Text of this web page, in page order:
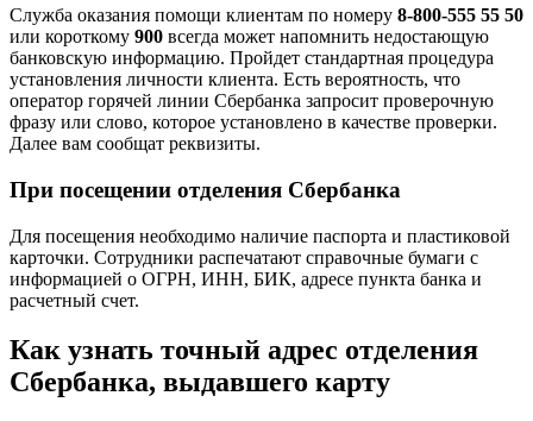
Служба оказания помощи клиентам по номеру 8-800-555 55 50
или короткому 900 всегда может напомнить недостающую
банковскую информацию. Пройдет стандартная процедура
установления личности клиента. Есть вероятность, что
оператор горячей линии Сбербанка запросит проверочную
фразу или слово, которое установлено в качестве проверки.
Далее вам сообщат реквизиты.
При посещении отделения Сбербанка
Для посещения необходимо наличие паспорта и пластиковой
карточки. Сотрудники распечатают справочные бумаги с
информацией о ОГРН, ИНН, БИК, адресе пункта банка и
расчетный счет.
Как узнать точный адрес отделения
Сбербанка, выдавшего карту